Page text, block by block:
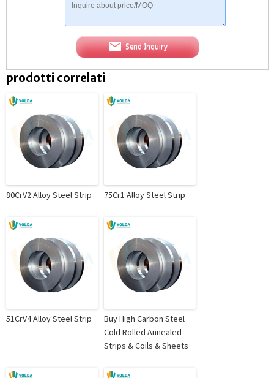
Send Inquiry
prodotti correlati
80CrV2 Alloy Steel Strip 75Cr1 Alloy Steel Strip
51CrV4 Alloy Steel Strip
Buy High Carbon Steel
Cold Rolled Annealed
Strips & Coils & Sheets